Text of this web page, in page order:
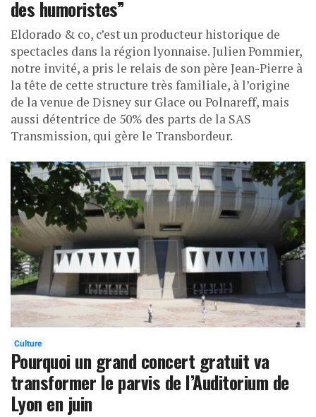
des humoristes”
Eldorado & co, c’est un producteur historique de
spectacles dans la région lyonnaise. Julien Pommier,
notre invité, a pris le relais de son père Jean-Pierre à
la tête de cette structure très familiale, à l’origine
de la venue de Disney sur Glace ou Polnareff, mais
aussi détentrice de 50% des parts de la SAS
Transmission, qui gère le Transbordeur.
Culture
Pourquoi un grand concert gratuit va
transformer le parvis de l’Auditorium de
Lyon en juin